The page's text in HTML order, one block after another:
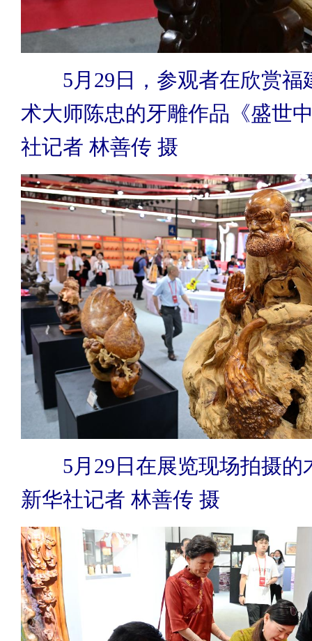
5月29日，参观者在欣赏福
术大师陈忠的牙雕作品《盛世
社记者 林善传 摄
5月29日在展览现场拍摄的
新华社记者 林善传 摄